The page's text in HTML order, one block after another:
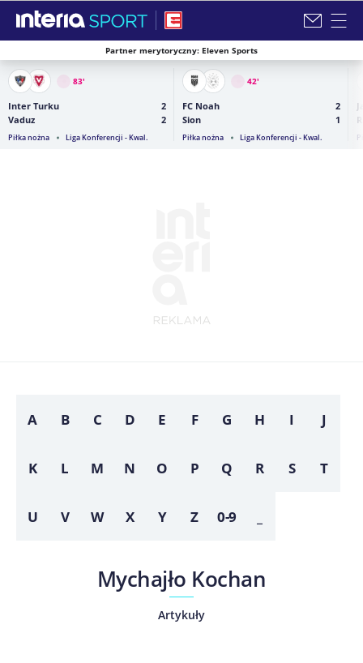
Zamknij i przejdź na stronę główną INTERIA
Partner merytoryczny: Eleven Sports
83'
Inter Turku
2
Vaduz
2
Piłka nożna Liga Konferencji - Kwal.
42'
FC Noah
2
Sion
1
Piłka nożna Liga Konferencji - Kwal.
A B C D E F G H I J
K L M N O P Q R S T
U V W X Y Z 0-9
Mychajło Kochan
Artykuły